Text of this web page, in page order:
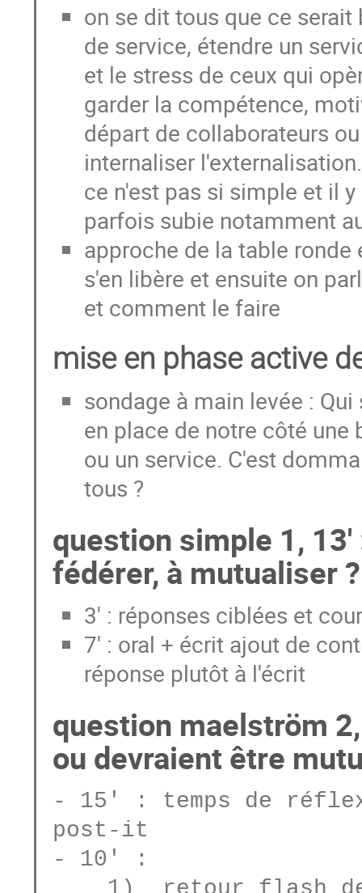
on se dit tous que ce
de service, étendre un
et le stress de ceux qui
garder la compétence,
départ de collaborateurs
internaliser
ce n'est pas si simple et il
parfois subie notamment
approche de la table
s'en libère et ensuite on
et comment le faire
mise en phase active
sondage à main levée :
en place de notre côté
ou un service. C'est
tous ?
question simple 1,
fédérer, à mutualiser ?
3' : réponses ciblées et
7' : oral + écrit ajout de
réponse plutôt à l'écrit
question maelström
ou devraient être
- 15' : temps de
post-it
- 10' :